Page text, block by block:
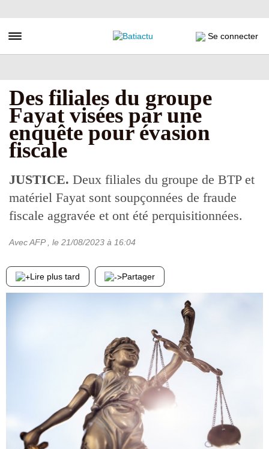
au
principal
Toggle navigation Se connecter
Des filiales du groupe
Fayat visées par une
enquête pour évasion
fiscale
JUSTICE. Deux filiales du groupe de BTP et
matériel Fayat sont soupçonnées de fraude
fiscale aggravée et ont été perquisitionnées.
Avec AFP , le 21/08/2023 à 16:04
Lire plus tard Partager